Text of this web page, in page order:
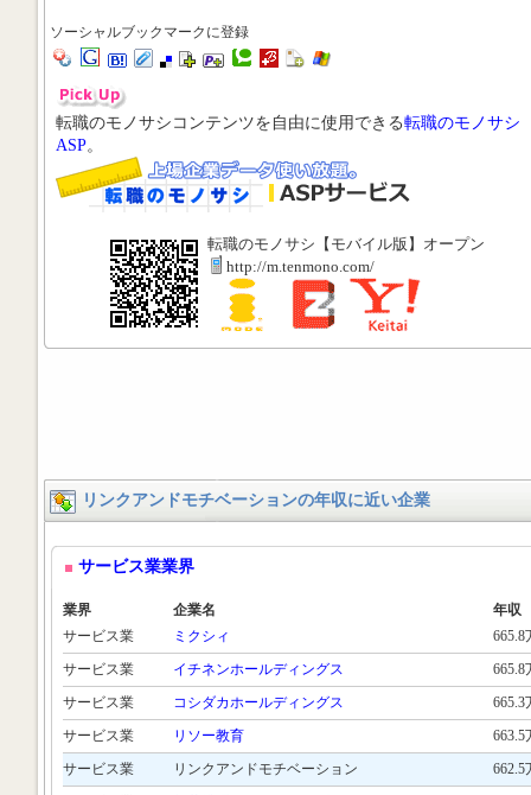
ソーシャルブックマークに登録
転職のモノサシコンテンツを自由に使用できる転職のモノサシ
ASP。
転職のモノサシ【モバイル版】オープン
http://m.tenmono.com/
リンクアンドモチベーションの年収に近い企業
サービス業業界
業界 企業名
年収
サービス業
ミクシィ
665.8
サービス業
イチネンホールディングス
665.8
サービス業
コシダカホールディングス
665.3
サービス業
リソー教育
663.5
サービス業
リンクアンドモチベーション
662.5